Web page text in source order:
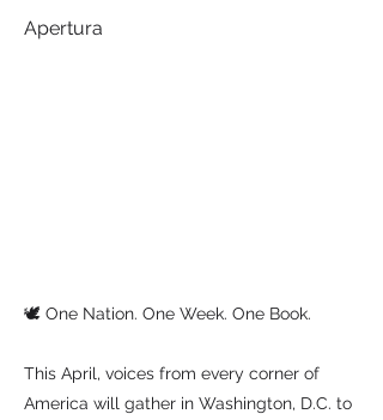
Apertura
🕊️ One Nation. One Week. One Book.
This April, voices from every corner of
America will gather in Washington, D.C. to